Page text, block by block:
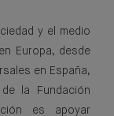
y el medio
Europa, desde
en España,
la Fundación
es apoyar